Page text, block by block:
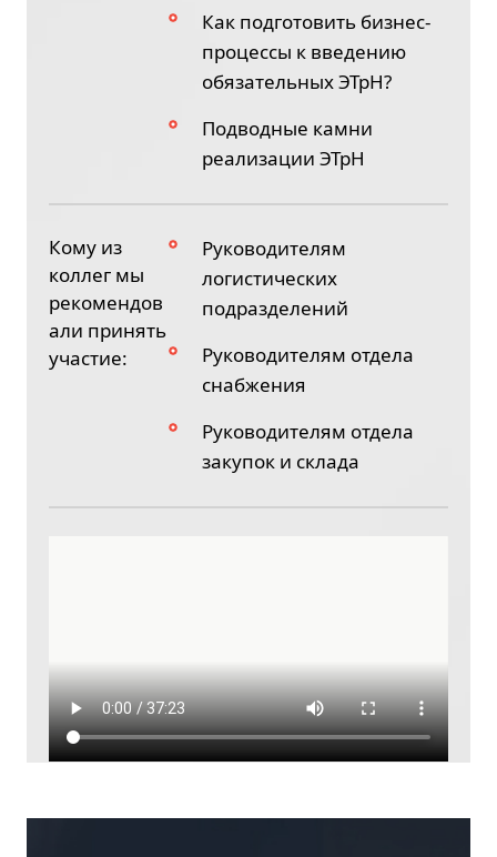
Как подготовить бизнес-
процессы к введению
обязательных ЭТрН?
Подводные камни
реализации ЭТрН
Кому из
коллег мы
рекомендов
али принять
участие:
Руководителям
логистических
подразделений
Руководителям отдела
снабжения
Руководителям отдела
закупок и склада